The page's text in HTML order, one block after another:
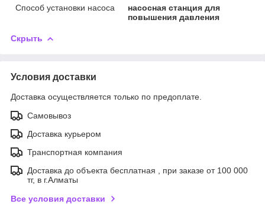
Способ установки насоса
насосная станция для
повышения давления
Скрыть
Условия доставки
Доставка осуществляется только по предоплате.
Самовывоз
Доставка курьером
Транспортная компания
Доставка до объекта бесплатная , при заказе от 100 000
тг, в г.Алматы
Все условия доставки